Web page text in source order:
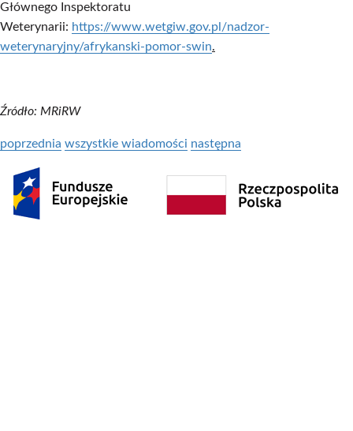
Głównego Inspektoratu
Weterynarii: https://www.wetgiw.gov.pl/nadzor-
weterynaryjny/afrykanski-pomor-swin.
Źródło: MRiRW
poprzednia wszystkie wiadomości następna